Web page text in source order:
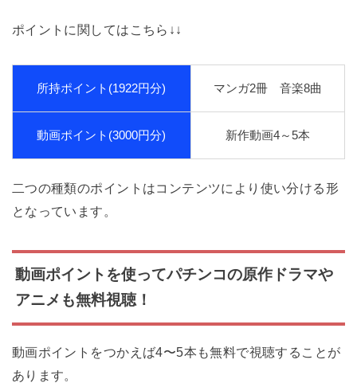
ポイントに関してはこちら↓↓
所持ポイント(1922円分) マンガ2冊 音楽8曲
動画ポイント(3000円分) 新作動画4～5本
二つの種類のポイントはコンテンツにより使い分ける形
となっています。
動画ポイントを使ってパチンコの原作ドラマや
アニメも無料視聴！
動画ポイントをつかえば4〜5本も無料で視聴することが
あります。